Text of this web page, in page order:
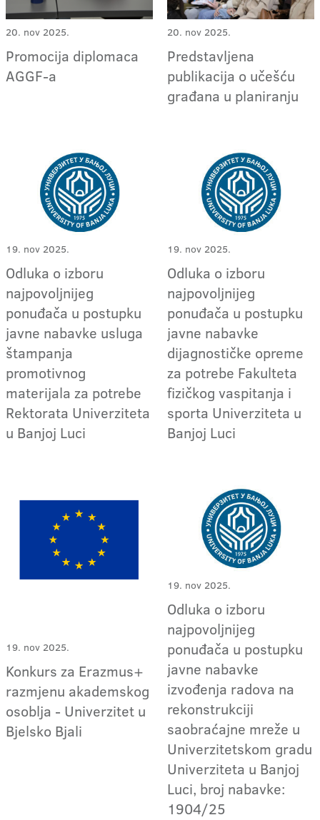
20. nov 2025.
Promocija diplomaca
AGGF-a
20. nov 2025.
Predstavljena
publikacija o učešću
građana u planiranju
19. nov 2025.
Odluka o izboru
najpovoljnijeg
ponuđača u postupku
javne nabavke usluga
štampanja
promotivnog
materijala za potrebe
Rektorata Univerziteta
u Banjoj Luci
19. nov 2025.
Odluka o izboru
najpovoljnijeg
ponuđača u postupku
javne nabavke
dijagnostičke opreme
za potrebe Fakulteta
fizičkog vaspitanja i
sporta Univerziteta u
Banjoj Luci
19. nov 2025.
Konkurs za Erazmus+
razmjenu akademskog
osoblja - Univerzitet u
Bjelsko Bjali
19. nov 2025.
Odluka o izboru
najpovoljnijeg
ponuđača u postupku
javne nabavke
izvođenja radova na
rekonstrukciji
saobraćajne mreže u
Univerzitetskom gradu
Univerziteta u Banjoj
Luci, broj nabavke:
1904/25